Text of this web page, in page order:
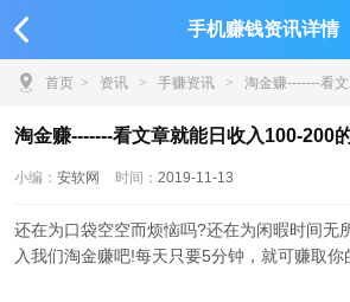
手机赚钱资讯详情
首页 > 资讯 > 手赚资讯 > 淘金赚-------看
赚平台
淘金赚-------看文章就能日收入100-200
小编： 安软网 时间： 2019-11-13
还在为口袋空空而烦恼吗?还在为闲暇时间无
入我们淘金赚吧!每天只要5分钟，就可赚取你